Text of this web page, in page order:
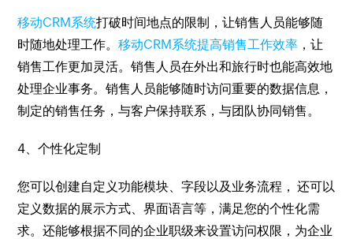
移动CRM系统打破时间地点的限制，让销售人员能够随
时随地处理工作。移动CRM系统提高销售工作效率 ，让
销售工作更加灵活。销售人员在外出和旅行时也能高效地
处理企业事务。销售人员能够随时访问重要的数据信息，
制定的销售任务，与客户保持联系，与团队协同销售。
4、个性化定制
您可以创建自定义功能模块、字段以及业务流程， 还可以
定义数据的展示方式、界面语言等，满足您的个性化需
求。还能够根据不同的企业职级来设置访问权限，为企业